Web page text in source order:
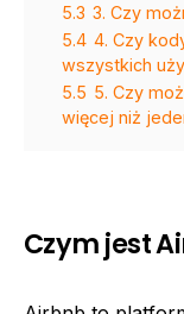
5.3 3. Czy
5.4 4. Czy
wszystkich
5.5 5. Czy
więcej niż
Czym jest